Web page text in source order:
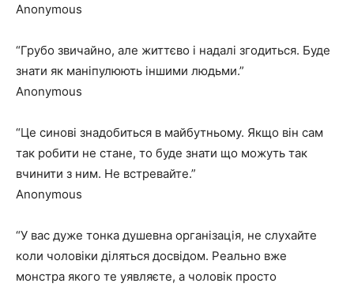
Anonymous
“Грубо звичайно, але життєво і надалі згодиться. Буде
знати як маніпулюють іншими людьми.”
Anonymous
“Це синові знадобиться в майбутньому. Якщо він сам
так робити не стане, то буде знати що можуть так
вчинити з ним. Не встревайте.”
Anonymous
“У вас дуже тонка душевна організація, не слухайте
коли чоловіки діляться досвідом. Реально вже
монстра якого те уявляєте, а чоловік просто